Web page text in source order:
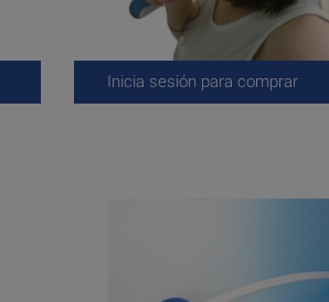
Inicia sesión para comprar